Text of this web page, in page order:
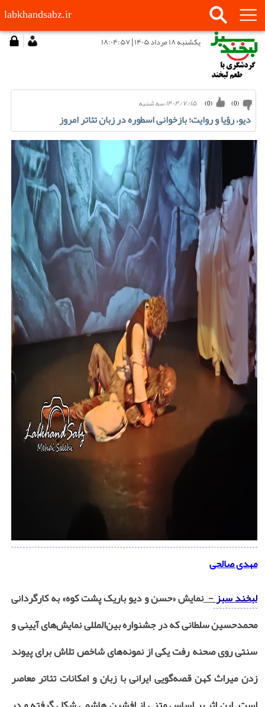
labkhandsabz.ir
يكشنبه ۱۸ مرداد ۱۴۰۵ | ۱۸:۰۴:۵۷
۱۴۰۴/۷/۱۵ سه شنبه (
0
) (
0
)
دیو، رؤیا و روایت؛ بازخوانی اسطوره در زبان تئاتر امروز
مهدی صالحی
لبخند سبز-نمایش «حسن و دیو باریک پشت کوه» به کارگردانی
محمدحسین سلطانی که در جشنواره بین‌المللی نمایش‌های آیینی و
سنتی روی صحنه رفت یکی از نمونه‌های شاخص تلاش برای پیوند
زدن میراث کهن قصه‌گویی ایرانی با زبان و امکانات تئاتر معاصر